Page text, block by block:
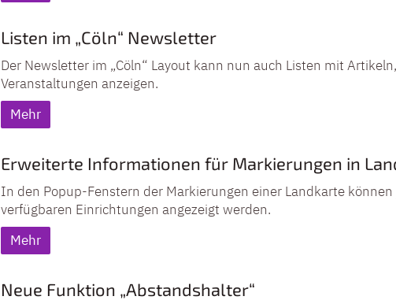
Listen im „Cöln“ Newsletter
Der Newsletter im „Cöln“ Layout kann nun auch Listen mit
Veranstaltungen anzeigen.
Mehr
Erweiterte Informationen für Markierungen in
In den Popup-Fenstern der Markierungen einer Landkarte
verfügbaren Einrichtungen angezeigt werden.
Mehr
Neue Funktion „Abstandshalter“